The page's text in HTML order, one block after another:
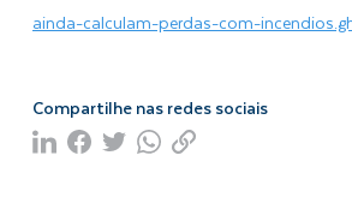
ainda-calculam-perdas-com-
Compartilhe nas redes sociais